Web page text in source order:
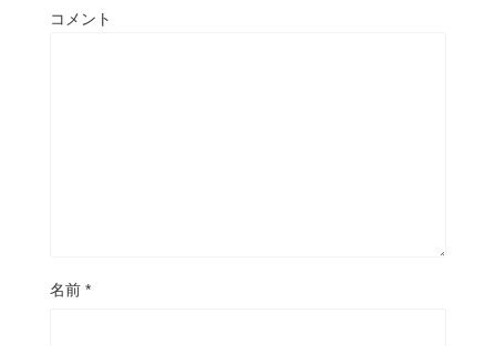
コメント
名前 *